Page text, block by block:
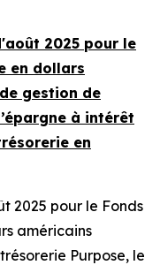
2025 pour le
en dollars
gestion de
à intérêt
en
2025 pour le Fonds
américains
Purpose, le